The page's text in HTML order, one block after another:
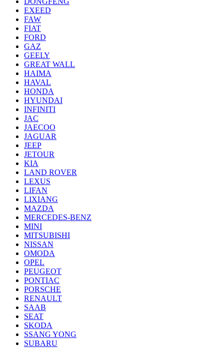
EXEED
FAW
FIAT
FORD
GAZ
GEELY
GREAT WALL
HAIMA
HAVAL
HONDA
HYUNDAI
INFINITI
JAC
JAECOO
JAGUAR
JEEP
JETOUR
KIA
LAND ROVER
LEXUS
LIFAN
LIXIANG
MAZDA
MERCEDES-BENZ
MINI
MITSUBISHI
NISSAN
OMODA
OPEL
PEUGEOT
PONTIAC
PORSCHE
RENAULT
SAAB
SEAT
SKODA
SSANG YONG
SUBARU